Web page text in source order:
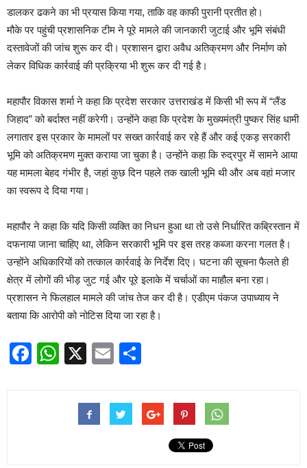
डालकर ढकने का भी प्रयास किया गया, ताकि वह काफी पुरानी प्रतीत हो।
मौके पर पहुंची प्रशासनिक टीम ने पूरे मामले की जानकारी जुटाई और भूमि संबंधी
दस्तावेजों की जांच शुरू कर दी। प्रशासन द्वारा अवैध अतिक्रमण और निर्माण को
लेकर विधिक कार्रवाई की प्रक्रिया भी शुरू कर दी गई है।
महापौर विकास शर्मा ने कहा कि प्रदेश सरकार उत्तराखंड में किसी भी रूप में “लैंड
जिहाद” को बर्दाश्त नहीं करेगी। उन्होंने कहा कि प्रदेश के मुख्यमंत्री पुष्कर सिंह धामी
लगातार इस प्रकार के मामलों पर सख्त कार्रवाई कर रहे हैं और कई एकड़ सरकारी
भूमि को अतिक्रमण मुक्त कराया जा चुका है। उन्होंने कहा कि रुद्रपुर में सामने आया
यह मामला बेहद गंभीर है, जहां कुछ दिन पहले तक खाली भूमि थी और अब वहां मजार
का स्वरूप दे दिया गया।
महापौर ने कहा कि यदि किसी व्यक्ति का निधन हुआ था तो उसे निर्धारित कब्रिस्तान में
दफनाया जाना चाहिए था, लेकिन सरकारी भूमि पर इस तरह कब्जा करना गलत है।
उन्होंने अधिकारियों को तत्काल कार्रवाई के निर्देश दिए। घटना की सूचना फैलते ही
क्षेत्र में लोगों की भीड़ जुट गई और पूरे इलाके में चर्चाओं का माहौल बना रहा।
प्रशासन ने फिलहाल मामले की जांच तेज कर दी है। एडीएम पंकज उपाध्याय ने
बताया कि आरोपी को नोटिस दिया जा रहा है।
Facebook
WhatsApp
X Email